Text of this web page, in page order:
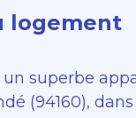
logement
un superbe
(94160),